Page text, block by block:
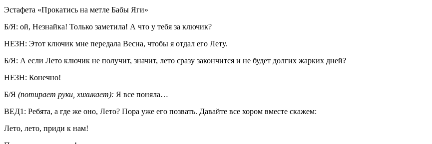
Эстафета «Прокатись на метле Бабы Яги»
Б/Я: ой, Незнайка! Только заметила! А что у тебя за ключик?
НЕЗН: Этот ключик мне передала Весна, чтобы я отдал его Лету.
Б/Я: А если Лето ключик не получит, значит, лето сразу закончится и не будет долгих жарких дней?
НЕЗН: Конечно!
Б/Я (потирает руки, хихикает): Я все поняла…
ВЕД1: Ребята, а где же оно, Лето? Пора уже его позвать. Давайте все хором вместе скажем:
Лето, лето, приди к нам!